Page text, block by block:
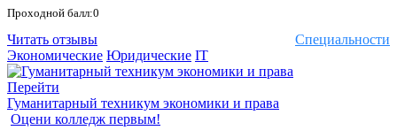
Проходной балл:0
Специальности
Читать отзывы
Экономические Юридические IT
Перейти
Гуманитарный техникум экономики и права
Оцени колледж первым!